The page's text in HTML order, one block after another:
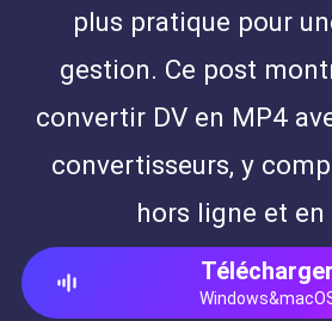
plus pratique pour
gestion. Ce post
convertir DV en MP4
convertisseurs, y
hors ligne et en
Télécharger